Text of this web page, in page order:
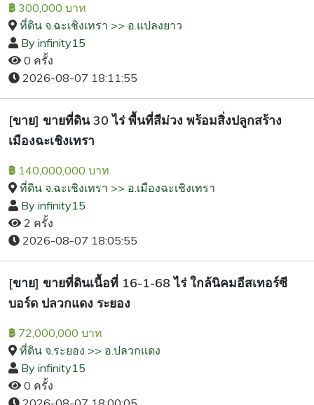
฿ 300,000 บาท
ที่ดิน จ.ฉะเชิงเทรา >> อ.แปลงยาว
By infinity15
0 ครั้ง
2026-08-07 18:11:55
[ขาย] ขายที่ดิน 30 ไร่ พื้นที่สีม่วง พร้อมสิ่งปลูกสร้าง
เมืองฉะเชิงเทรา
฿ 140,000,000 บาท
ที่ดิน จ.ฉะเชิงเทรา >> อ.เมืองฉะเชิงเทรา
By infinity15
2 ครั้ง
2026-08-07 18:05:55
[ขาย] ขายที่ดินเนื้อที่ 16-1-68 ไร่ ใกล้นิคมอีสเทอร์ซี
บอร์ด ปลวกแดง ระยอง
฿ 72,000,000 บาท
ที่ดิน จ.ระยอง >> อ.ปลวกแดง
By infinity15
0 ครั้ง